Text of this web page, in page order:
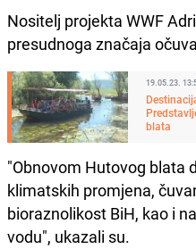
Nositelj projekta WWF
presudnoga značaja
19.05.23.
blata
"Obnovom Hutovog blata
klimatskih promjena,
bioraznolikost BiH, kao i
vodu", ukazali su.